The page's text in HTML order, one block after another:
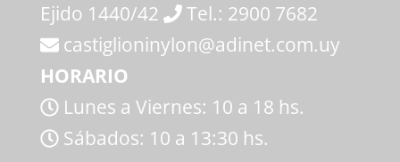
Ejido 1440/42
Tel.: 2900 7682
castiglioninylon@adinet.com.uy
HORARIO
Lunes a Viernes: 10 a 18 hs.
Sábados: 10 a 13:30 hs.